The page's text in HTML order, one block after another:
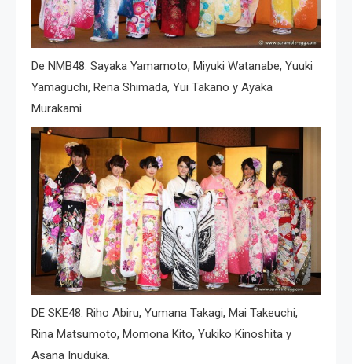
De NMB48: Sayaka Yamamoto, Miyuki Watanabe, Yuuki
Yamaguchi, Rena Shimada, Yui Takano y Ayaka
Murakami
DE SKE48: Riho Abiru, Yumana Takagi, Mai Takeuchi,
Rina Matsumoto, Momona Kito, Yukiko Kinoshita y
Asana Inuduka.